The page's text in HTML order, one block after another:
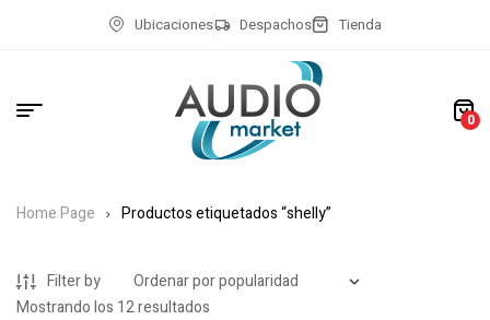
Ubicaciones Despachos Tienda
0
Home Page Productos etiquetados “shelly”
Filter by
Mostrando los 12 resultados